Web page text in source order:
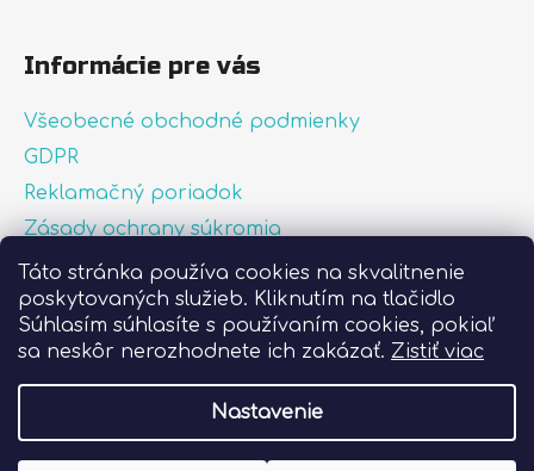
Táto stránka používa cookies na skvalitnenie
poskytovaných služieb. Kliknutím na tlačidlo
Súhlasím súhlasíte s používaním cookies, pokiaľ
sa neskôr nerozhodnete ich zakázať. Zistiť viac
Nastavenie
Informácie pre vás
Všeobecné obchodné podmienky
GDPR
Reklamačný poriadok
Zásady ochrany súkromia
Zásady používania súborov cookies
O nás
FAQ